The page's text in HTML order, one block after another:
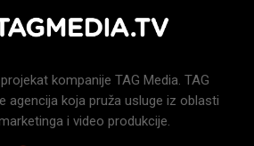
kompanije TAG Media. TAG
agencija koja pruža usluge iz oblasti
i video produkcije.